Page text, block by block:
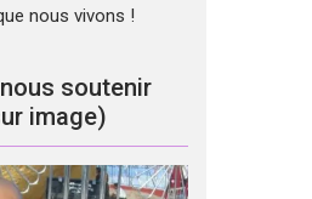
nous vivons !
soutenir
image)